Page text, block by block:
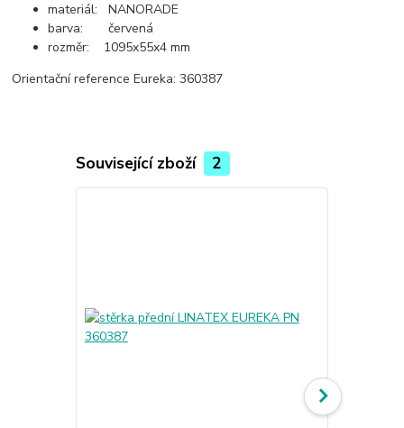
materiál: NANORADE
barva: červená
rozměr: 1095x55x4 mm
Orientační reference Eureka: 360387
Související zboží 2